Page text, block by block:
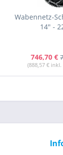
Wabennetz-
14" -
746,70 €
(888,57 €